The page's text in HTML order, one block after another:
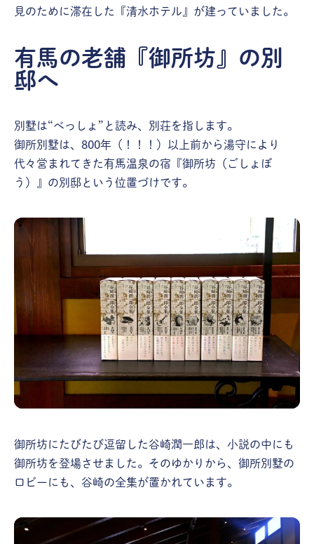
見のために滞在した『清水ホテル』が建っていました。
有馬の老舗『御所坊』の別
邸へ
別墅は“べっしょ”と読み、別荘を指します。
御所別墅は、800年（！！！）以上前から湯守により
代々営まれてきた有馬温泉の宿『御所坊（ごしょぼ
う）』の別邸という位置づけです。
御所坊にたびたび逗留した谷崎潤一郎は、小説の中にも
御所坊を登場させました。そのゆかりから、御所別墅の
ロビーにも、谷崎の全集が置かれています。